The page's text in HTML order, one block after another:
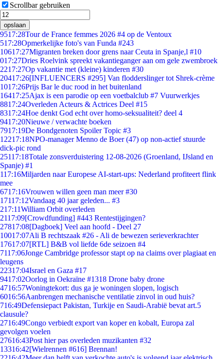
Scrollbar gebruiken
opslaan
9517:28Tour de France femmes 2026 #4 op de Ventoux
517:28Opmerkelijke foto's van Funda #243
10617:27Migranten breken door grens naar Ceuta in Spanje,l #10
017:27Dries Roelvink spreekt vakantieganger aan om gele zwembroek
2217:27Op vakantie met (kleine) kinderen #30
20417:26[INFLUENCERS #295] Van flodderslinger tot Shrek-crème
1017:26Prijs Bar le duc rood in het buitenland
16417:25Ajax is een parodie op een voetbalclub #7 Vuurwerkjes
8817:24Overleden Acteurs & Actrices Deel #15
8317:24Hoe denkt God echt over homo-seksualiteit? deel 4
9417:20Nieuwe / verwachte boeken
7917:19De Bondgenoten Spoiler Topic #3
12217:18NPO-manager Menno de Boer (47) op non-actief stuurde
dick-pic rond
25117:18Totale zonsverduistering 12-08-2026 (Groenland, IJsland en
Spanje) #1
117:16Miljarden naar Europese AI-start-ups: Nederland profiteert flink
mee
6717:16Vrouwen willen geen man meer #30
17117:12Vandaag 40 jaar geleden... #3
217:11William Orbit overleden
2117:09[Crowdfunding] #443 Rentestijgingen?
27817:08[Dagboek] Veel aan hoofd - Deel 27
10017:07Ali B rechtszaak #26 - Ali de bewezen serieverkrachter
17617:07[RTL] B&B vol liefde 6de seizoen #4
7117:06Jonge Cambridge professor stapt op na claims over plagiaat en
leugens
22317:04Israel en Gaza #17
9417:02Oorlog in Oekraïne #1318 Drone baby drone
4716:57Woningtekort: dus ga je woningen slopen, logisch
6016:56Aanbrengen mechanische ventilatie zinvol in oud huis?
716:49Defensiepact Pakistan, Turkije en Saudi-Arabië bevat art.5
clausule?
2716:49Congo verbiedt export van koper en kobalt, Europa zal
gevolgen voelen
27616:43Post hier pas overleden muzikanten #32
13316:42[Wielrennen #616] Brennan!